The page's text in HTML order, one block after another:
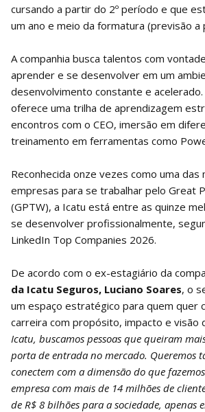
cursando a partir do 2º período e que
um ano e meio da formatura (previsão a
A companhia busca talentos com
aprender e se desenvolver em um
desenvolvimento constante e
oferece uma trilha de aprendizagem
encontros com o CEO, imersão em
treinamento em ferramentas como
Reconhecida onze vezes como uma das
empresas para se trabalhar pelo Great
(GPTW), a Icatu está entre as quinze
se desenvolver profissionalmente,
LinkedIn Top Companies 2026.
De acordo com o ex-estagiário da
da Icatu Seguros, Luciano Soares, o
um espaço estratégico para quem quer
carreira com propósito, impacto e visão
Icatu, buscamos pessoas que queiram
porta de entrada no mercado. Queremos
conectem com a dimensão do que
empresa com mais de 14 milhões de
de R$ 8 bilhões para a sociedade, apenas